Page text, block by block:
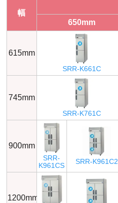
幅
650mm
615mm
SRR-K661C
745mm
SRR-K761C
900mm
SRR-
K961CS
SRR-K961C2
1200mm